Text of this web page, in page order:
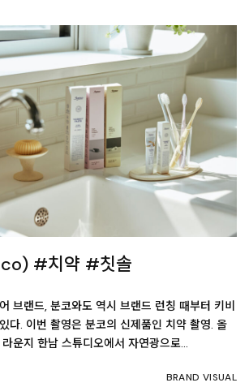
#치약 #칫솔
브랜드, 분코와도 역시 브랜드 런칭 때부터 키비
다. 이번 촬영은 분코의 신제품인 치약 촬영. 올
운지 한남 스튜디오에서 자연광으로…
BRAND VISUAL